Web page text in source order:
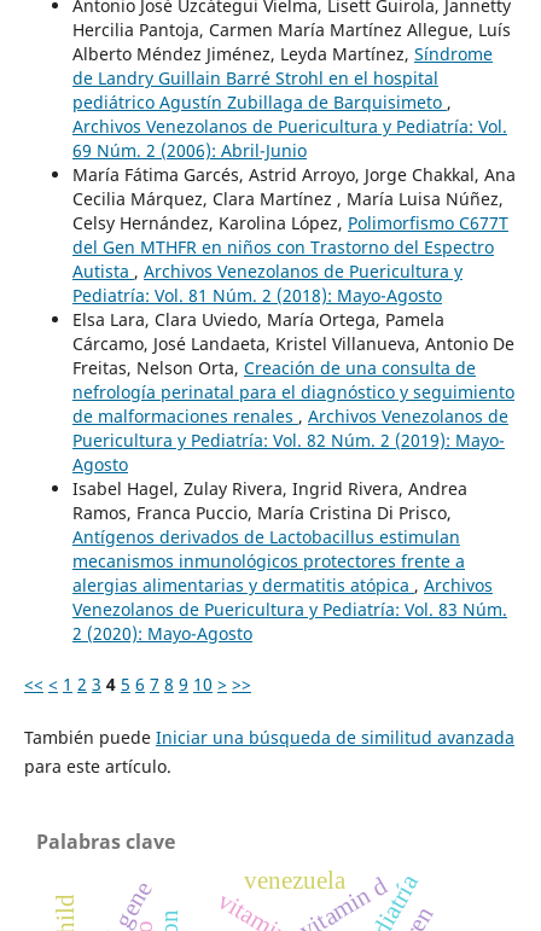
Antonio José Uzcátegui Vielma, Lisett Guirola, Jannetty
Hercilia Pantoja, Carmen María Martínez Allegue, Luís
Alberto Méndez Jiménez, Leyda Martínez, Síndrome
de Landry Guillain Barré Strohl en el hospital
pediátrico Agustín Zubillaga de Barquisimeto ,
Archivos Venezolanos de Puericultura y Pediatría: Vol.
69 Núm. 2 (2006): Abril-Junio
María Fátima Garcés, Astrid Arroyo, Jorge Chakkal, Ana
Cecilia Márquez, Clara Martínez , María Luisa Núñez,
Celsy Hernández, Karolina López, Polimorfismo C677T
del Gen MTHFR en niños con Trastorno del Espectro
Autista , Archivos Venezolanos de Puericultura y
Pediatría: Vol. 81 Núm. 2 (2018): Mayo-Agosto
Elsa Lara, Clara Uviedo, María Ortega, Pamela
Cárcamo, José Landaeta, Kristel Villanueva, Antonio De
Freitas, Nelson Orta, Creación de una consulta de
nefrología perinatal para el diagnóstico y seguimiento
de malformaciones renales , Archivos Venezolanos de
Puericultura y Pediatría: Vol. 82 Núm. 2 (2019): Mayo-
Agosto
Isabel Hagel, Zulay Rivera, Ingrid Rivera, Andrea
Ramos, Franca Puccio, María Cristina Di Prisco,
Antígenos derivados de Lactobacillus estimulan
mecanismos inmunológicos protectores frente a
alergias alimentarias y dermatitis atópica , Archivos
Venezolanos de Puericultura y Pediatría: Vol. 83 Núm.
2 (2020): Mayo-Agosto
<< < 1 2 3 4 5 6 7 8 9 10 > >>
También puede Iniciar una búsqueda de similitud avanzada
para este artículo.
Palabras clave
vitamin d
venezuela